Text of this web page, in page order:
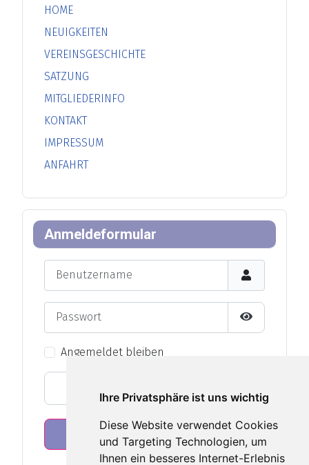
Ihre Privatsphäre ist uns wichtig
Diese Website verwendet Cookies
und Targeting Technologien, um
Ihnen ein besseres Internet-Erlebnis
HOME
NEUIGKEITEN
VEREINSGESCHICHTE
SATZUNG
MITGLIEDERINFO
KONTAKT
IMPRESSUM
ANFAHRT
Anmeldeformular
Passwort
Angemeldet bleiben
Anmelden